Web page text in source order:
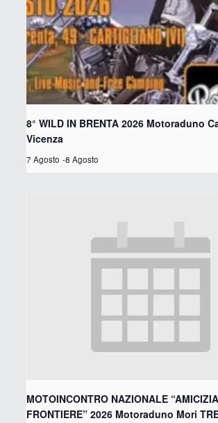
8° WILD IN BRENTA 2026 Motoraduno
Vicenza
7 Agosto -8 Agosto
MOTOINCONTRO NAZIONALE
FRONTIERE” 2026 Motoraduno Mori